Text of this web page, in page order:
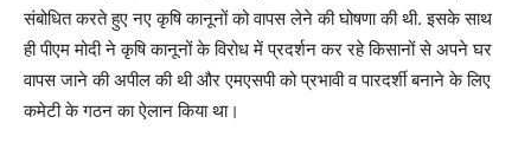
संबोधित करते हुए नए कृषि कानूनों को वापस लेने की घोषणा की थी. इसके साथ
ही पीएम मोदी ने कृषि कानूनों के विरोध में प्रदर्शन कर रहे किसानों से अपने घर
वापस जाने की अपील की थी और एमएसपी को प्रभावी व पारदर्शी बनाने के लिए
कमेटी के गठन का ऐलान किया था।